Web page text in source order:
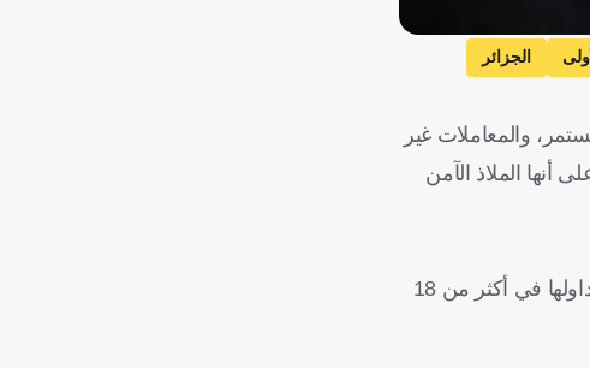
الجزائر
بسبب تقلبها المستمر، والمعاملات غير
أنها الملاذ الآمن
فرضت العملات المشفرة نفسها في غضون 13 عاما، وبات يستخدم عملة بيتكوين نحو 180 مليون شخص حول العالم، ويتم تداولها في أكثر من 18